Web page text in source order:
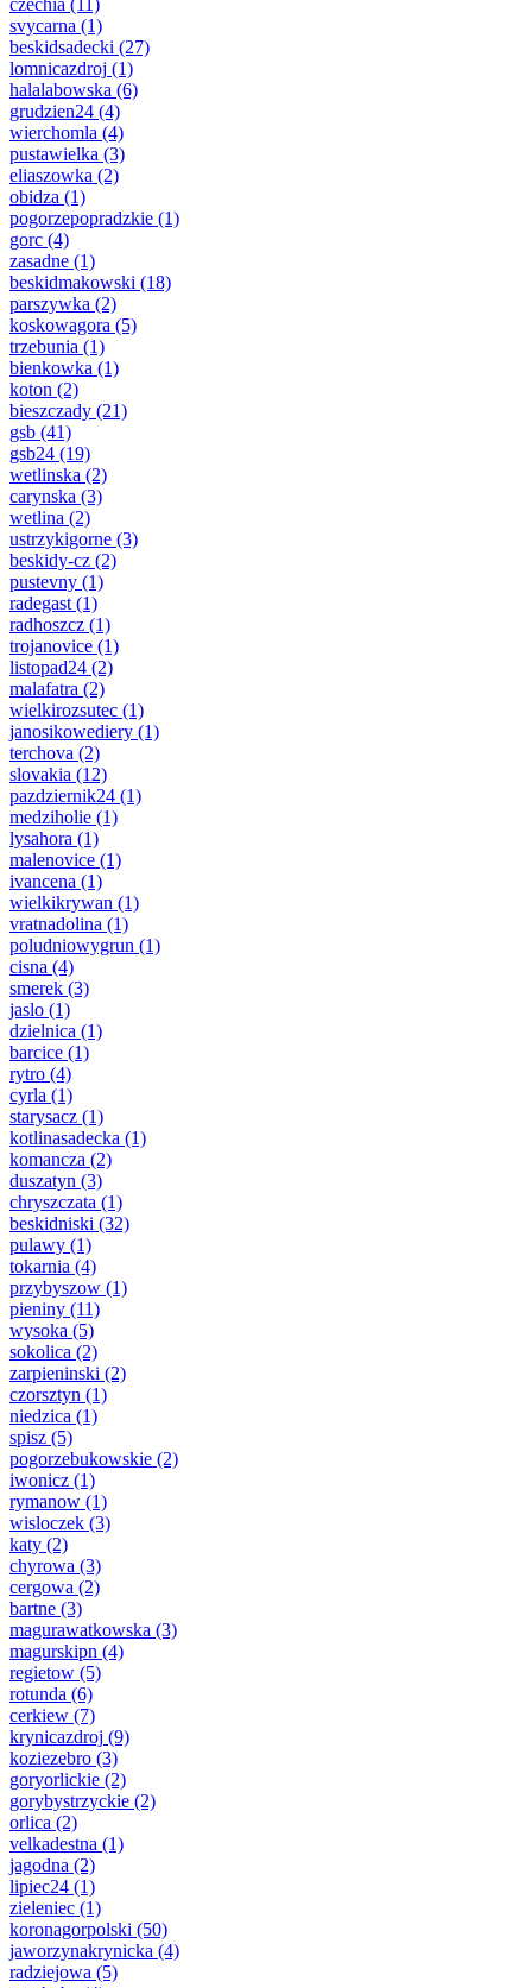
czechia (11)
svycarna (1)
beskidsadecki (27)
lomnicazdroj (1)
halalabowska (6)
grudzien24 (4)
wierchomla (4)
pustawielka (3)
eliaszowka (2)
obidza (1)
pogorzepopradzkie (1)
gorc (4)
zasadne (1)
beskidmakowski (18)
parszywka (2)
koskowagora (5)
trzebunia (1)
bienkowka (1)
koton (2)
bieszczady (21)
gsb (41)
gsb24 (19)
wetlinska (2)
carynska (3)
wetlina (2)
ustrzykigorne (3)
beskidy-cz (2)
pustevny (1)
radegast (1)
radhoszcz (1)
trojanovice (1)
listopad24 (2)
malafatra (2)
wielkirozsutec (1)
janosikowediery (1)
terchova (2)
slovakia (12)
pazdziernik24 (1)
medziholie (1)
lysahora (1)
malenovice (1)
ivancena (1)
wielkikrywan (1)
vratnadolina (1)
poludniowygrun (1)
cisna (4)
smerek (3)
jaslo (1)
dzielnica (1)
barcice (1)
rytro (4)
cyrla (1)
starysacz (1)
kotlinasadecka (1)
komancza (2)
duszatyn (3)
chryszczata (1)
beskidniski (32)
pulawy (1)
tokarnia (4)
przybyszow (1)
pieniny (11)
wysoka (5)
sokolica (2)
zarpieninski (2)
czorsztyn (1)
niedzica (1)
spisz (5)
pogorzebukowskie (2)
iwonicz (1)
rymanow (1)
wisloczek (3)
katy (2)
chyrowa (3)
cergowa (2)
bartne (3)
magurawatkowska (3)
magurskipn (4)
regietow (5)
rotunda (6)
cerkiew (7)
krynicazdroj (9)
koziezebro (3)
goryorlickie (2)
gorybystrzyckie (2)
orlica (2)
velkadestna (1)
jagodna (2)
lipiec24 (1)
zieleniec (1)
koronagorpolski (50)
jaworzynakrynicka (4)
radziejowa (5)